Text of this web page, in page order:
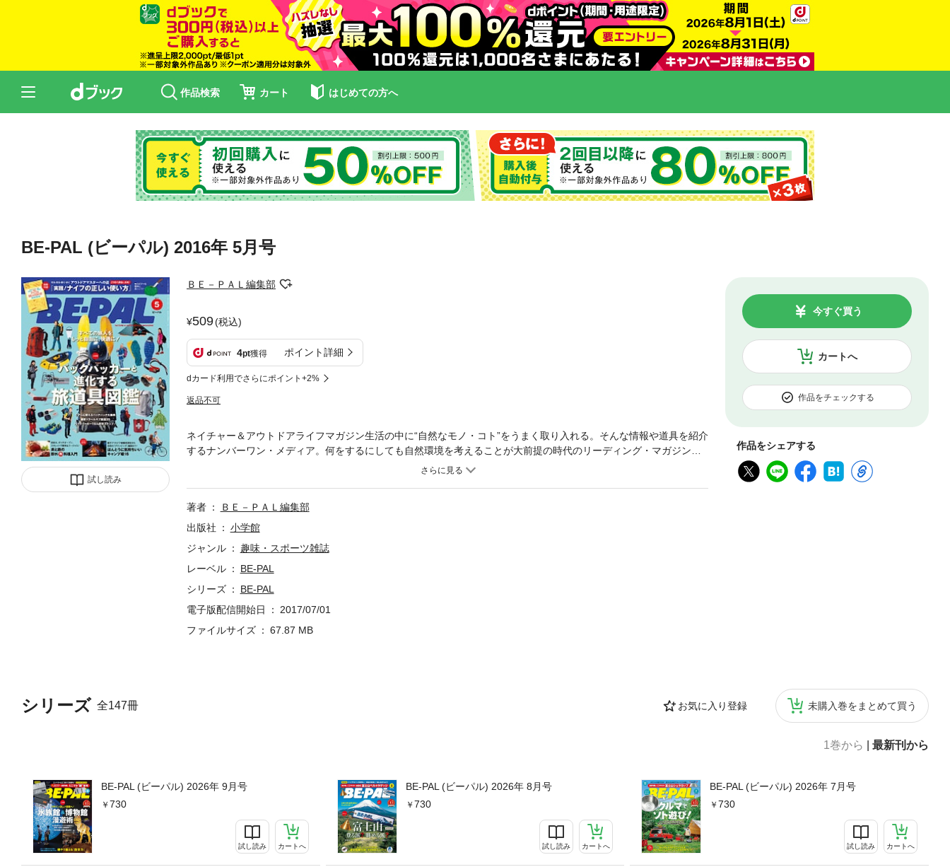
作品検索 カート はじめての方へ
BE-PAL (ビーパル) 2016年 5月号
試し読み
ＢＥ－ＰＡＬ編集部
509(税込)
4pt獲得 ポイント詳細
dカード利用でさらにポイント+2%
返品不可
カートへ
今すぐ買う
作品をチェックする
作品をシェアする
シリーズ 全147冊 お気に入り登録 未購入巻をまとめて買う
1巻から 最新刊から
BE-PAL (ビーパル) 2026年 9月号
730
試し読み カートへ
BE-PAL (ビーパル) 2026年 8月号
730
試し読み カートへ
BE-PAL (ビーパル) 2026年 7月号
730
試し読み カートへ
ネイチャー＆アウトドアライフマガジン生活の中に“自然なモノ・コト”をうまく取り入れる。そんな情報や道具を紹介
するナンバーワン・メディア。何をするにしても自然環境を考えることが大前提の時代のリーディング・マガジンで
す。※電子版には付録はつきません。※電子版からは応募できない懸賞などがございます。※電子版では、掲載されな
著者
ＢＥ－ＰＡＬ編集部
出版社
小学館
ジャンル
趣味・スポーツ雑誌
レーベル
BE-PAL
シリーズ
BE-PAL
電子版配信開始日
2017/07/01
ファイルサイズ
67.87 MB